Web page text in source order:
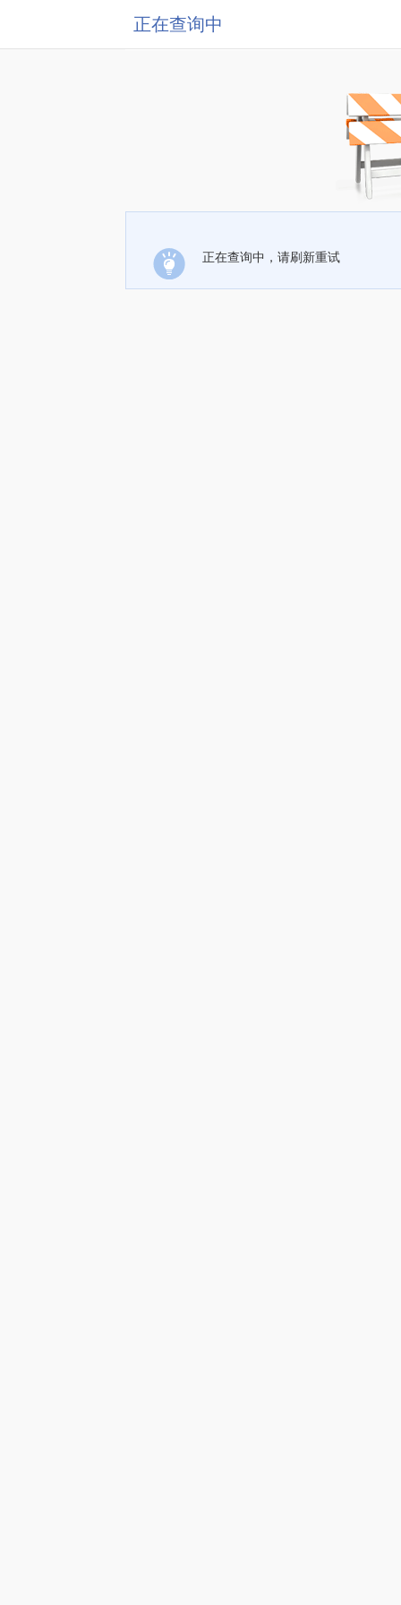
正在查询中
正在查询中，请刷新重试